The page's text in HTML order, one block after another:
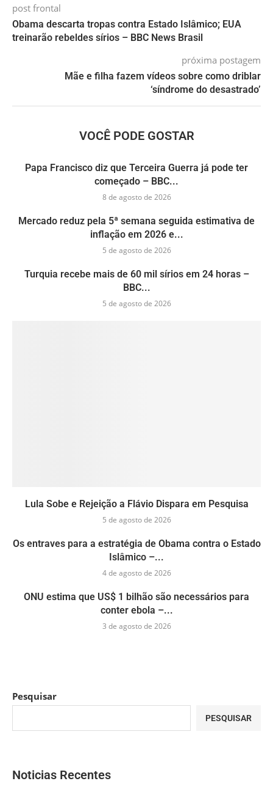
post frontal
Obama descarta tropas contra Estado Islâmico; EUA
treinarão rebeldes sírios – BBC News Brasil
próxima postagem
Mãe e filha fazem vídeos sobre como driblar
‘síndrome do desastrado’
VOCÊ PODE GOSTAR
Papa Francisco diz que Terceira Guerra já pode ter
começado – BBC...
8 de agosto de 2026
Mercado reduz pela 5ª semana seguida estimativa de
inflação em 2026 e...
5 de agosto de 2026
Turquia recebe mais de 60 mil sírios em 24 horas –
BBC...
5 de agosto de 2026
Lula Sobe e Rejeição a Flávio Dispara em Pesquisa
5 de agosto de 2026
Os entraves para a estratégia de Obama contra o Estado
Islâmico –...
4 de agosto de 2026
ONU estima que US$ 1 bilhão são necessários para
conter ebola –...
3 de agosto de 2026
Pesquisar
PESQUISAR
Noticias Recentes